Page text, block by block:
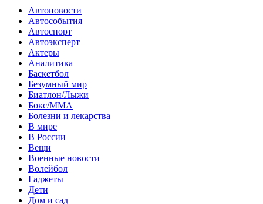
Автоновости
Автособытия
Автоспорт
Автоэксперт
Актеры
Аналитика
Баскетбол
Безумный мир
Биатлон/Лыжи
Бокс/MMA
Болезни и лекарства
В мире
В России
Вещи
Военные новости
Волейбол
Гаджеты
Дети
Дом и сад